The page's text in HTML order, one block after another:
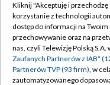
Abonament TVP
Emisja w TVP
Centrum informacji
Kliknij "Akceptuję i
korzystanie z technologii
dostęp do informacji na
przechowywanie oraz na
nas, czyli Telewizję Polską
Zaufanych Partnerów z IAB*
Partnerów TVP (93 firm), w
zautomatyzowanego